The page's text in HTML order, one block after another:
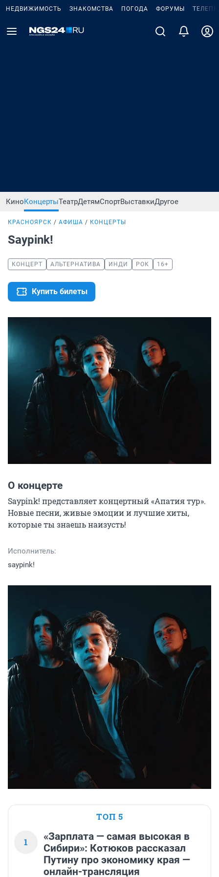
НЕДВИЖИМОСТЬ ЗНАКОМСТВА ПОГОДА ФОРУМЫ
КиноКонцертыТеатрДетямСпортВыставкиДругое
КРАСНОЯРСК АФИША КОНЦЕРТЫ
Saypink!
КОНЦЕРТ АЛЬТЕРНАТИВА ИНДИ РОК 16+
Купить билеты
О концерте
Saypink! представляет концертный «Апатия тур».
Новые песни, живые эмоции и лучшие хиты,
которые ты знаешь наизусть!
Исполнитель:
saypink!
ТОП 5
1
«Зарплата — самая высокая в
Сибири»: Котюков рассказал
Путину про экономику края —
онлайн-трансляция